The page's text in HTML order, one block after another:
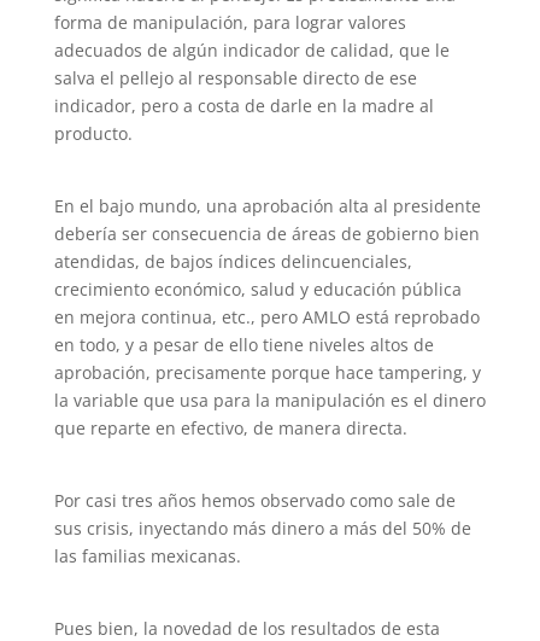
forma de manipulación, para lograr valores
adecuados de algún indicador de calidad, que le
salva el pellejo al responsable directo de ese
indicador, pero a costa de darle en la madre al
producto.
En el bajo mundo, una aprobación alta al presidente
debería ser consecuencia de áreas de gobierno bien
atendidas, de bajos índices delincuenciales,
crecimiento económico, salud y educación pública
en mejora continua, etc., pero AMLO está reprobado
en todo, y a pesar de ello tiene niveles altos de
aprobación, precisamente porque hace tampering, y
la variable que usa para la manipulación es el dinero
que reparte en efectivo, de manera directa.
Por casi tres años hemos observado como sale de
sus crisis, inyectando más dinero a más del 50% de
las familias mexicanas.
Pues bien, la novedad de los resultados de esta